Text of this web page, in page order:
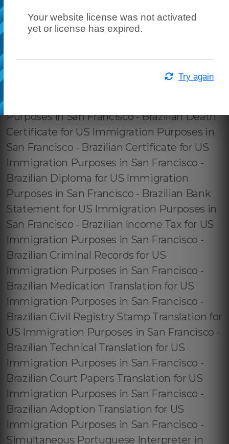
Your website license was not activated
yet or license has expired.
Try again